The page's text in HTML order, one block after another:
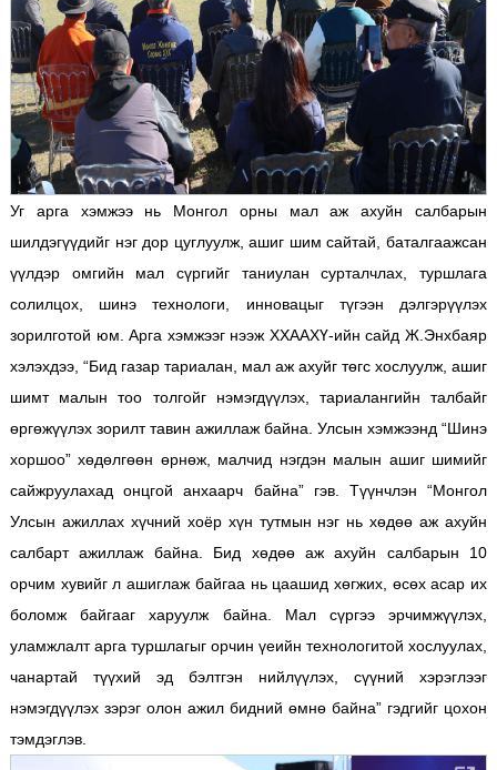
Уг арга хэмжээ нь Монгол орны мал аж ахуйн салбарын
шилдэгүүдийг нэг дор цуглуулж, ашиг шим сайтай, баталгаажсан
үүлдэр омгийн мал сүргийг таниулан сурталчлах, туршлага
солилцох, шинэ технологи, инновацыг түгээн дэлгэрүүлэх
зорилготой юм. Арга хэмжээг нээж ХХААХҮ-ийн сайд Ж.Энхбаяр
хэлэхдээ, “Бид газар тариалан, мал аж ахуйг төгс хослуулж, ашиг
шимт малын тоо толгойг нэмэгдүүлэх, тариалангийн талбайг
өргөжүүлэх зорилт тавин ажиллаж байна. Улсын хэмжээнд “Шинэ
хоршоо” хөдөлгөөн өрнөж, малчид нэгдэн малын ашиг шимийг
сайжруулахад онцгой анхаарч байна” гэв. Түүнчлэн “Монгол
Улсын ажиллах хүчний хоёр хүн тутмын нэг нь хөдөө аж ахуйн
салбарт ажиллаж байна. Бид хөдөө аж ахуйн салбарын 10
орчим хувийг л ашиглаж байгаа нь цаашид хөгжих, өсөх асар их
боломж байгааг харуулж байна. Мал сүргээ эрчимжүүлэх,
уламжлалт арга туршлагыг орчин үеийн технологитой хослуулах,
чанартай түүхий эд бэлтгэн нийлүүлэх, сүүний хэрэглээг
нэмэгдүүлэх зэрэг олон ажил бидний өмнө байна” гэдгийг цохон
тэмдэглэв.